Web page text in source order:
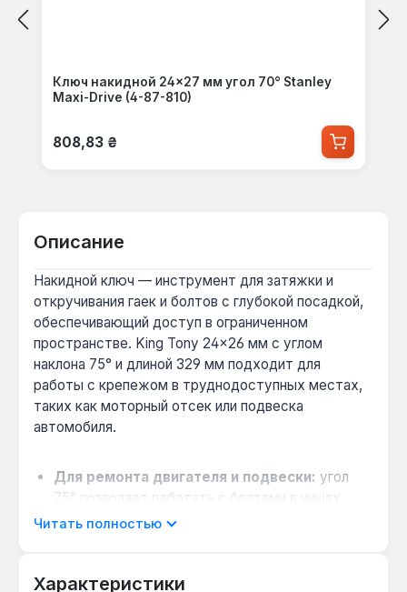
Ключ накидной 24×27 мм угол 70° Stanley
Maxi-Drive (4-87-810)
Обычная цена:
808,83 ₴
Описание
Накидной ключ — инструмент для затяжки и
откручивания гаек и болтов с глубокой посадкой,
обеспечивающий доступ в ограниченном
пространстве. King Tony 24×26 мм с углом
наклона 75° и длиной 329 мм подходит для
работы с крепежом в труднодоступных местах,
таких как моторный отсек или подвеска
автомобиля.
Для ремонта двигателя и подвески: угол
75° позволяет работать с болтами в нишах
кузова и моторном отсеке, где прямой доступ
Когда выбрать вместо рожкового ключа:
Читать полностью
Характеристики